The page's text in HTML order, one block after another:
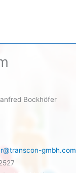
Bockhöfer
gmbh.com